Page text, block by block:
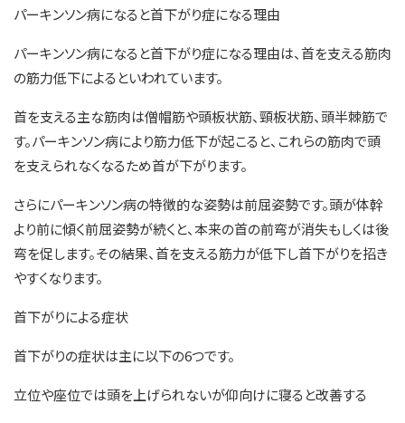
パーキンソン病になると首下がり症になる理由
パーキンソン病になると首下がり症になる理由は、首を支える筋肉
の筋力低下によるといわれています。
首を支える主な筋肉は僧帽筋や頭板状筋、頸板状筋、頭半棘筋で
す。パーキンソン病により筋力低下が起こると、これらの筋肉で頭
を支えられなくなるため首が下がります。
さらにパーキンソン病の特徴的な姿勢は前屈姿勢です。頭が体幹
より前に傾く前屈姿勢が続くと、本来の首の前弯が消失もしくは後
弯を促します。その結果、首を支える筋力が低下し首下がりを招き
やすくなります。
首下がりによる症状
首下がりの症状は主に以下の6つです。
立位や座位では頭を上げられないが仰向けに寝ると改善する